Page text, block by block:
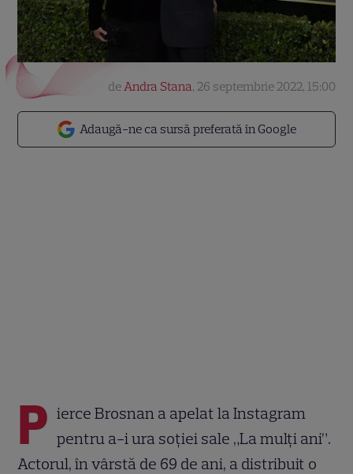
Adaugă-ne ca sursă preferată în Google
deAndra Stana, 26 septembrie 2022, 15:00
P ierce Brosnan a apelat la Instagram
pentru a-i ura soției sale „La mulți ani”.
Actorul, în vârstă de 69 de ani, a distribuit o